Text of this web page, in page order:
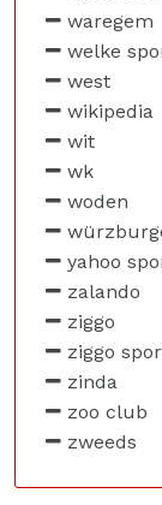
waregem
welke
west
wikipedia
wit
wk
woden
yahoo
zalando
ziggo
ziggo
zinda
zoo club
zweeds